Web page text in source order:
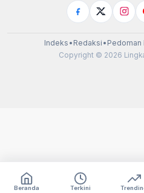
Beranda Terkini
Indeks • Redaksi • Pedoman
Copyright © 2026